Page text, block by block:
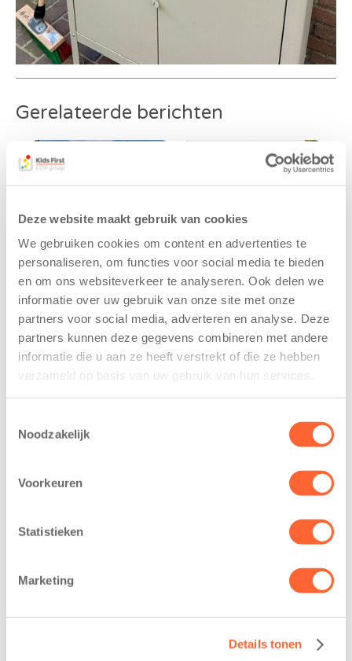
Deze website maakt gebruik van cookies
We gebruiken cookies om content en advertenties te
personaliseren, om functies voor social media te bieden
en om ons websiteverkeer te analyseren. Ook delen we
informatie over uw gebruik van onze site met onze
partners voor social media, adverteren en analyse. Deze
partners kunnen deze gegevens combineren met andere
informatie die u aan ze heeft verstrekt of die ze hebben
verzameld op basis van uw gebruik van hun services.
Noodzakelijk
Voorkeuren
Statistieken
Marketing
Details tonen
Gerelateerde berichten
Kids First
tekent
koopcontract
voor nieuw
kindcentrum in
Leeuwarden
11 juni 2026
belangrijke stap
realisatie van een
nieuw
Kids First
nieuwe
naamsponsor
van de Mini 4
Mijl tijdens de
van Groningen
deelnemers van
Noord-Nederland
namelijk de